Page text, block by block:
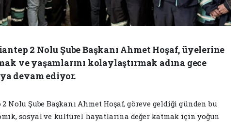
2 Nolu Şube Başkanı Ahmet Hoşaf, üyelerine
ve yaşamlarını kolaylaştırmak adına gece
devam ediyor.
Nolu Şube Başkanı Ahmet Hoşaf, göreve geldiği günden bu
sosyal ve kültürel hayatlarına değer katmak için yoğun